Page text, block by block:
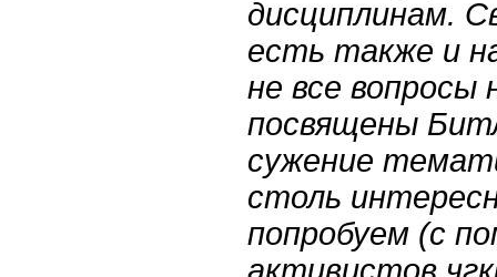
дисциплинам.
есть также и
не все
посвящены
сужение
столь
попробуем (с